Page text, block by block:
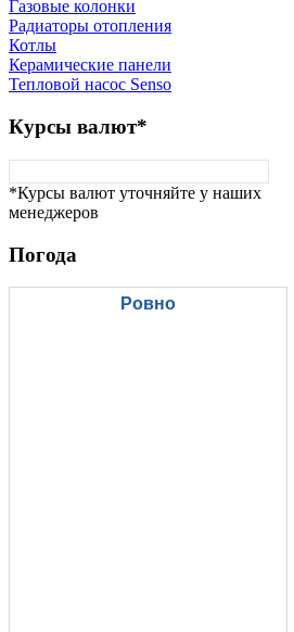
Газовые колонки
Радиаторы отопления
Котлы
Керамические панели
Тепловой насос Senso
Курсы валют*
*Курсы валют уточняйте у наших
менеджеров
Погода
Ровно